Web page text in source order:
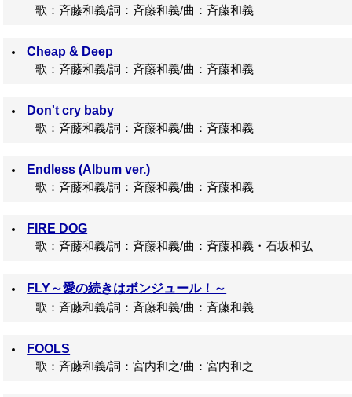
歌：斉藤和義/詞：斉藤和義/曲：斉藤和義
Cheap & Deep
歌：斉藤和義/詞：斉藤和義/曲：斉藤和義
Don't cry baby
歌：斉藤和義/詞：斉藤和義/曲：斉藤和義
Endless (Album ver.)
歌：斉藤和義/詞：斉藤和義/曲：斉藤和義
FIRE DOG
歌：斉藤和義/詞：斉藤和義/曲：斉藤和義・石坂和弘
FLY～愛の続きはボンジュール！～
歌：斉藤和義/詞：斉藤和義/曲：斉藤和義
FOOLS
歌：斉藤和義/詞：宮内和之/曲：宮内和之